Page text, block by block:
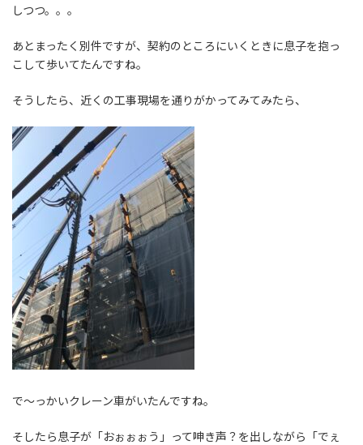
しつつ。。。
あとまったく別件ですが、契約のところにいくときに息子を抱っ
こして歩いてたんですね。
そうしたら、近くの工事現場を通りがかってみてみたら、
で～っかいクレーン車がいたんですね。
そしたら息子が「おぉぉぉう」って呻き声？を出しながら「でぇ